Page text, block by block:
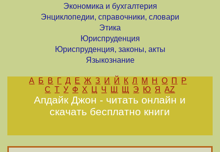
Экономика и бухгалтерия
Энциклопедии, справочники, словари
Этика
Юриспруденция
Юриспруденция, законы, акты
Языкознание
А Б В Г Д Е Ж З И Й К Л М Н О П
Р
С Т У Ф Х Ц Ч Ш Щ Э Ю Я AZ
Апдайк Джон - читать онлайн и
скачать бесплатно книги